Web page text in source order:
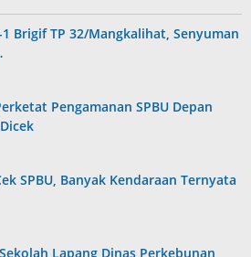
Brigif TP 32/Mangkalihat, Senyuman
Pengamanan SPBU Depan
SPBU, Banyak Kendaraan Ternyata
Lapang Dinas Perkebunan